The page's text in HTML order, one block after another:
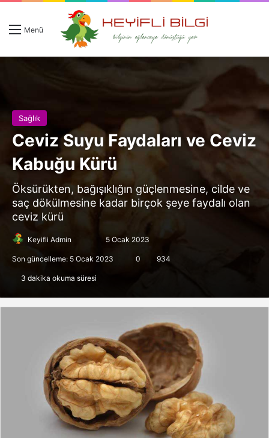
Menü
Sağlık
Ceviz Suyu Faydaları ve Ceviz
Kabuğu Kürü
Öksürükten, bağışıklığın güçlenmesine, cilde ve
saç dökülmesine kadar birçok şeye faydalı olan
ceviz kürü
Keyifli Admin
göndermek
5 Ocak 2023
Son güncelleme: 5 Ocak 2023 0 934
3 dakika okuma süresi